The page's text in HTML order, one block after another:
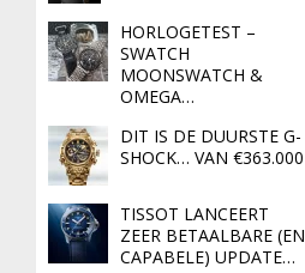
HORLOGETEST –
SWATCH
MOONSWATCH &
OMEGA…
DIT IS DE DUURSTE G-
SHOCK… VAN €363.000
TISSOT LANCEERT
ZEER BETAALBARE (EN
CAPABELE) UPDATE…